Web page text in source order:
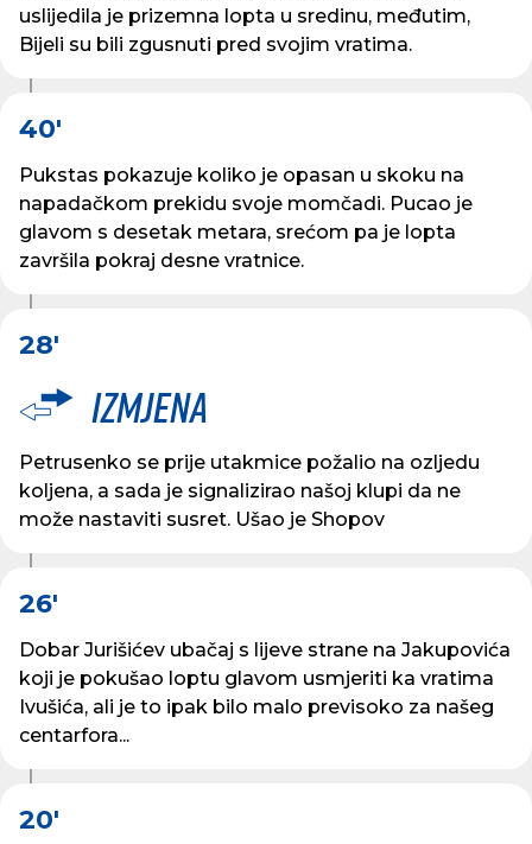
uslijedila je prizemna lopta u sredinu, međutim,
Bijeli su bili zgusnuti pred svojim vratima.
40'
Pukstas pokazuje koliko je opasan u skoku na
napadačkom prekidu svoje momčadi. Pucao je
glavom s desetak metara, srećom pa je lopta
završila pokraj desne vratnice.
28'
Izmjena
Petrusenko se prije utakmice požalio na ozljedu
koljena, a sada je signalizirao našoj klupi da ne
može nastaviti susret. Ušao je Shopov
26'
Dobar Jurišićev ubačaj s lijeve strane na Jakupovića
koji je pokušao loptu glavom usmjeriti ka vratima
Ivušića, ali je to ipak bilo malo previsoko za našeg
centarfora...
20'